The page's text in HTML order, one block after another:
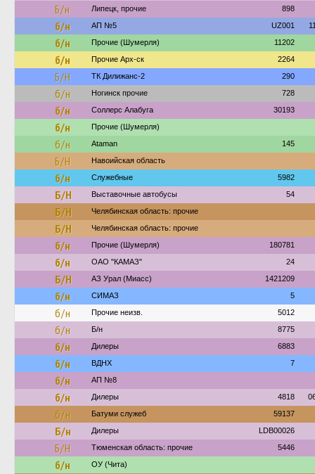
Б/н Липецк, прочие 898
б/н АП №5 UZ001
б/н Прочие (Шумерля) 11202
б/н Прочие Арх-ск 2264
Б/Н ТК Дилижанс-2 290
б/н Ногинск прочие 728
б/н Соллерс Алабуга 30193
б/н Прочие (Шумерля)
б/н Ataman 145
Б/Н Навоийская область
б/н Служебные 5982
Б/Н Выставочные автобусы 54
Б/Н Челябинская область: прочие
Б/Н Челябинская область: прочие
б/н Прочие (Шумерля) 180781
б/н ОАО "КАМАЗ" 24
Б/Н АЗ Урал (Миасс) 1421209
б/н СИМАЗ 5
б/н Прочие неизв. 5012
б/н Б/н 8775
б/н Дилеры 6883
б/н ВДНХ 7
б/н АП №8
б/н Дилеры 4818
б/н Батуми служеб 59137
Б/н Дилеры LDB00026
Б/Н Тюменская область: прочие 5446
б/н ОУ (Чита)